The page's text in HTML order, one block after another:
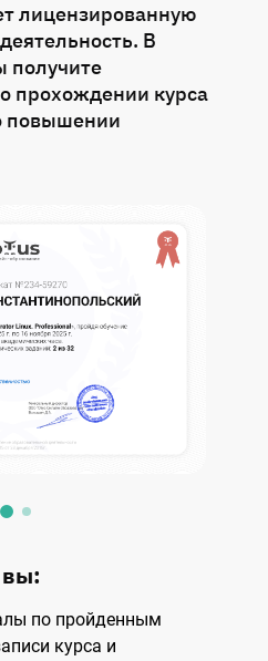
лицензированную
В
получите
прохождении курса
повышении
вы:
по пройденным
курса и